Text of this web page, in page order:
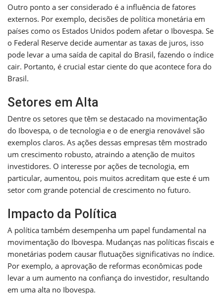
Outro ponto a ser considerado é a influência de fatores
externos. Por exemplo, decisões de política monetária em
países como os Estados Unidos podem afetar o Ibovespa. Se
o Federal Reserve decide aumentar as taxas de juros, isso
pode levar a uma saída de capital do Brasil, fazendo o índice
cair. Portanto, é crucial estar ciente do que acontece fora do
Brasil.
Setores em Alta
Dentre os setores que têm se destacado na movimentação
do Ibovespa, o de tecnologia e o de energia renovável são
exemplos claros. As ações dessas empresas têm mostrado
um crescimento robusto, atraindo a atenção de muitos
investidores. O interesse por ações de tecnologia, em
particular, aumentou, pois muitos acreditam que este é um
setor com grande potencial de crescimento no futuro.
Impacto da Política
A política também desempenha um papel fundamental na
movimentação do Ibovespa. Mudanças nas políticas fiscais e
monetárias podem causar flutuações significativas no índice.
Por exemplo, a aprovação de reformas econômicas pode
levar a um aumento na confiança do investidor, resultando
em uma alta no Ibovespa.